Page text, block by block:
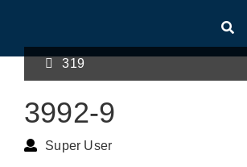
319
3992-9
Super User